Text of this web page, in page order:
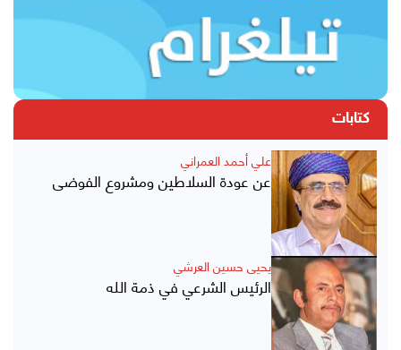
كتابات
علي أحمد العمراني
عن عودة السلاطين ومشروع الفوضى
يحيى حسين العرشي
الرئيس الشرعي في ذمة الله